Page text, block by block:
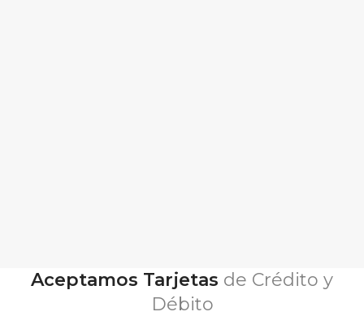
Aceptamos Tarjetas de Crédito y
Débito